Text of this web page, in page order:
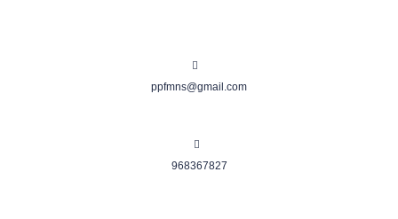
ppfmns@gmail.com
968367827